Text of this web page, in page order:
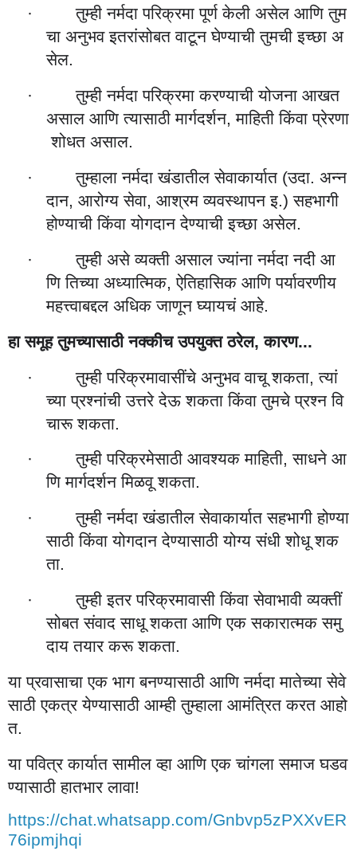
·तुम्ही नर्मदा परिक्रमा पूर्ण केली असेल आणि तुम
चा अनुभव इतरांसोबत वाटून घेण्याची तुमची इच्छा अ
सेल.
·तुम्ही नर्मदा परिक्रमा करण्याची योजना आखत
असाल आणि त्यासाठी मार्गदर्शन,माहिती किंवा प्रेरणा
शोधत असाल.
·तुम्हाला नर्मदा खंडातील सेवाकार्यात (उदा. अन्न
दान, आरोग्य सेवा, आश्रम व्यवस्थापन इ.)सहभागी
होण्याची किंवा योगदान देण्याची इच्छा असेल.
·तुम्ही असे व्यक्ती असाल ज्यांना नर्मदा नदी आ
णि तिच्या अध्यात्मिक,ऐतिहासिक आणि पर्यावरणीय
महत्त्वाबद्दल अधिक जाणून घ्यायचं आहे.
हा समूह तुमच्यासाठी नक्कीच उपयुक्त ठरेल,कारण...
·तुम्ही परिक्रमावासींचे अनुभव वाचू शकता,त्यां
च्या प्रश्नांची उत्तरे देऊ शकता किंवा तुमचे प्रश्न वि
चारू शकता.
·तुम्ही परिक्रमेसाठी आवश्यक माहिती,साधने आ
णि मार्गदर्शन मिळवू शकता.
·तुम्ही नर्मदा खंडातील सेवाकार्यात सहभागी होण्या
साठी किंवा योगदान देण्यासाठी योग्य संधी शोधू शक
ता.
·तुम्ही इतर परिक्रमावासी किंवा सेवाभावी व्यक्तीं
सोबत संवाद साधू शकता आणि एक सकारात्मक समु
दाय तयार करू शकता.
या प्रवासाचा एक भाग बनण्यासाठी आणि नर्मदा मातेच्या सेवे
साठी एकत्र येण्यासाठी आम्ही तुम्हाला आमंत्रित करत आहो
त.
या पवित्र कार्यात सामील व्हा आणि एक चांगला समाज घडव
ण्यासाठी हातभार लावा!
https://chat.whatsapp.com/Gnbvp5zPXXvER
76ipmjhqi